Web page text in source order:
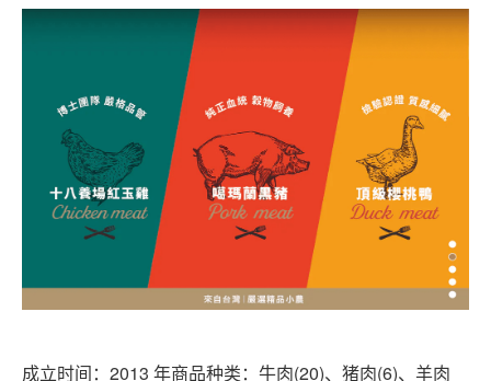
成立时间：2013 年商品种类：牛肉(20)、猪肉(6)、羊肉